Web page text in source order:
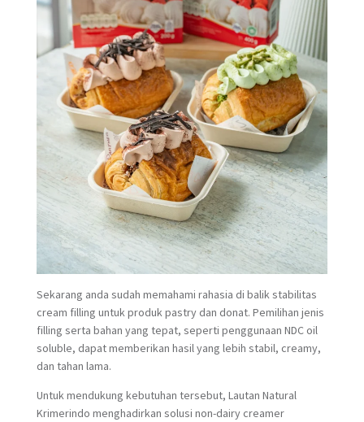
Sekarang anda sudah memahami rahasia di balik stabilitas
cream filling untuk produk pastry dan donat. Pemilihan jenis
filling serta bahan yang tepat, seperti penggunaan NDC oil
soluble, dapat memberikan hasil yang lebih stabil, creamy,
dan tahan lama.
Untuk mendukung kebutuhan tersebut, Lautan Natural
Krimerindo menghadirkan solusi non-dairy creamer